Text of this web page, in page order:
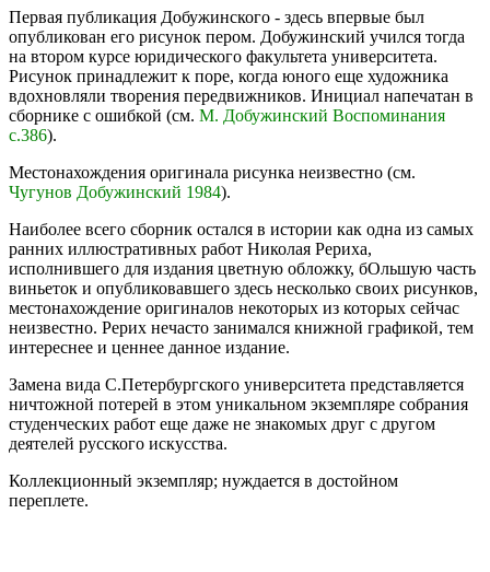
Первая публикация Добужинского - здесь впервые был
опубликован его рисунок пером. Добужинский учился тогда
на втором курсе юридического факультета университета.
Рисунок принадлежит к поре, когда юного еще художника
вдохновляли творения передвижников. Инициал напечатан в
сборнике с ошибкой (см. М. Добужинский Воспоминания
с.386).
Местонахождения оригинала рисунка неизвестно (см.
Чугунов Добужинский 1984).
Наиболее всего сборник остался в истории как одна из самых
ранних иллюстративных работ Николая Рериха,
исполнившего для издания цветную обложку, бОльшую часть
виньеток и опубликовавшего здесь несколько своих рисунков,
местонахождение оригиналов некоторых из которых сейчас
неизвестно. Рерих нечасто занимался книжной графикой, тем
интереснее и ценнее данное издание.
Замена вида С.Петербургского университета представляется
ничтожной потерей в этом уникальном экземпляре собрания
студенческих работ еще даже не знакомых друг с другом
деятелей русского искусства.
Коллекционный экземпляр; нуждается в достойном
переплете.